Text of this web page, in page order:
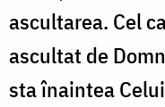
ascultarea. Cel
ascultat de
sta înaintea